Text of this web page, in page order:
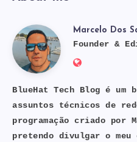
Marcelo
Dos
Santos
Marcelo Dos
Founder &
Website:
BlueHat Tech Blog é um
assuntos técnicos de
programação criado por
pretendo divulgar o meu